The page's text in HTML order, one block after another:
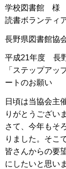
学校図書館 様
読書ボランティ
長野県図書館協
平成21年度 長
「ステップアッ
ートのお願い
日頃は当協会主
りがとうござい
さて、今年もそ
りました。そこ
皆さんからの要
にしたいと思い